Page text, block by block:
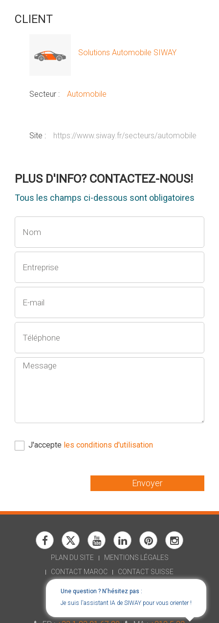
CLIENT
Solutions Automobile SIWAY
Secteur : Automobile
Site : https://www.siway.fr/secteurs/automobile
PLUS D'INFO? CONTACTEZ-NOUS!
Tous les champs ci-dessous sont obligatoires
J'accepte les conditions d'utilisation
Envoyer
Une question ? N'hésitez pas :
Je suis l'assistant IA de SIWAY pour vous orienter !
PLAN DU SITE
MENTIONS LÉGALES
CONTACT MAROC
CONTACT SUISSE
DÉCLARATION D'ACCESSIBILITÉ